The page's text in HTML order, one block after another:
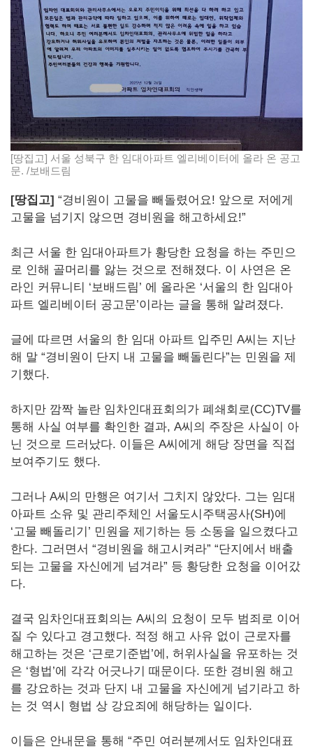
[땅집고] 서울 성북구 한 임대아파트 엘리베이터에 올라 온 공고
문. /보배드림
[땅집고] “경비원이 고물을 빼돌렸어요! 앞으로 저에게
고물을 넘기지 않으면 경비원을 해고하세요!”
최근 서울 한 임대아파트가 황당한 요청을 하는 주민으
로 인해 골머리를 앓는 것으로 전해졌다. 이 사연은 온
라인 커뮤니티 ‘보배드림’ 에 올라온 ‘서울의 한 임대아
파트 엘리베이터 공고문’이라는 글을 통해 알려졌다.
글에 따르면 서울의 한 임대 아파트 입주민 A씨는 지난
해 말 “경비원이 단지 내 고물을 빼돌린다”는 민원을 제
기했다.
하지만 깜짝 놀란 임차인대표회의가 폐쇄회로(CC)TV를
통해 사실 여부를 확인한 결과, A씨의 주장은 사실이 아
닌 것으로 드러났다. 이들은 A씨에게 해당 장면을 직접
보여주기도 했다.
그러나 A씨의 만행은 여기서 그치지 않았다. 그는 임대
아파트 소유 및 관리주체인 서울도시주택공사(SH)에
‘고물 빼돌리기’ 민원을 제기하는 등 소동을 일으켰다고
한다. 그러면서 “경비원을 해고시켜라” “단지에서 배출
되는 고물을 자신에게 넘겨라” 등 황당한 요청을 이어갔
다.
결국 임차인대표회의는 A씨의 요청이 모두 범죄로 이어
질 수 있다고 경고했다. 적정 해고 사유 없이 근로자를
해고하는 것은 ‘근로기준법’에, 허위사실을 유포하는 것
은 ‘형법’에 각각 어긋나기 때문이다. 또한 경비원 해고
를 강요하는 것과 단지 내 고물을 자신에게 넘기라고 하
는 것 역시 형법 상 강요죄에 해당하는 일이다.
이들은 안내문을 통해 “주민 여러분께서도 임차인대표